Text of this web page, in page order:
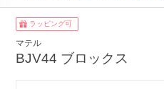
ラッピング可
マテル
BJV44 ブロックス